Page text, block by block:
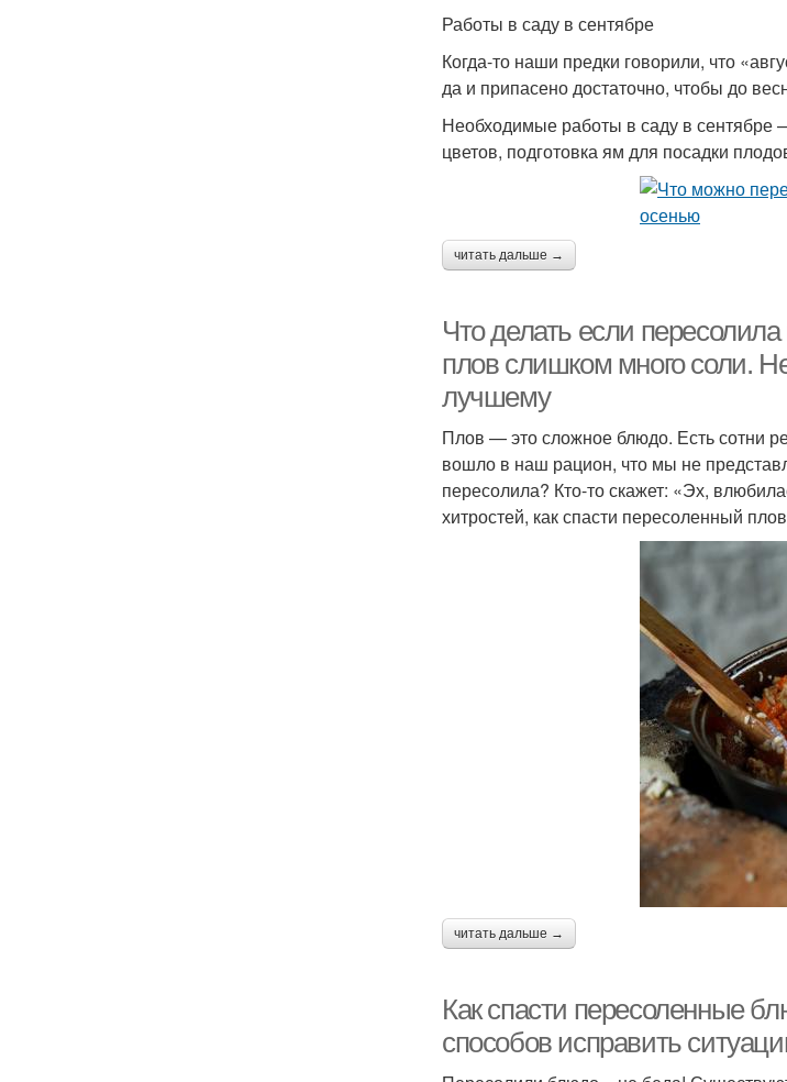
Работы в саду в сентябре
Когда-то наши предки говорили, что
да и припасено достаточно, чтобы до
Необходимые работы в саду в сентябре
цветов, подготовка ям для посадки
читать дальше →
Что делать если
плов слишком много соли.
лучшему
Плов — это сложное блюдо. Есть сотни
вошло в наш рацион, что мы не
пересолила? Кто-то скажет: «Эх,
хитростей, как спасти пересоленный
читать дальше →
Как спасти пересоленные
способов исправить